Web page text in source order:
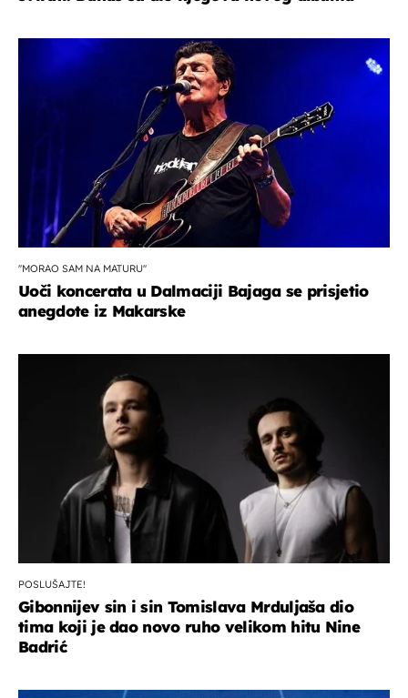
''MORAO SAM NA MATURU''
Uoči koncerata u Dalmaciji Bajaga se prisjetio
anegdote iz Makarske
POSLUŠAJTE!
Gibonnijev sin i sin Tomislava Mrduljaša dio
tima koji je dao novo ruho velikom hitu Nine
Badrić